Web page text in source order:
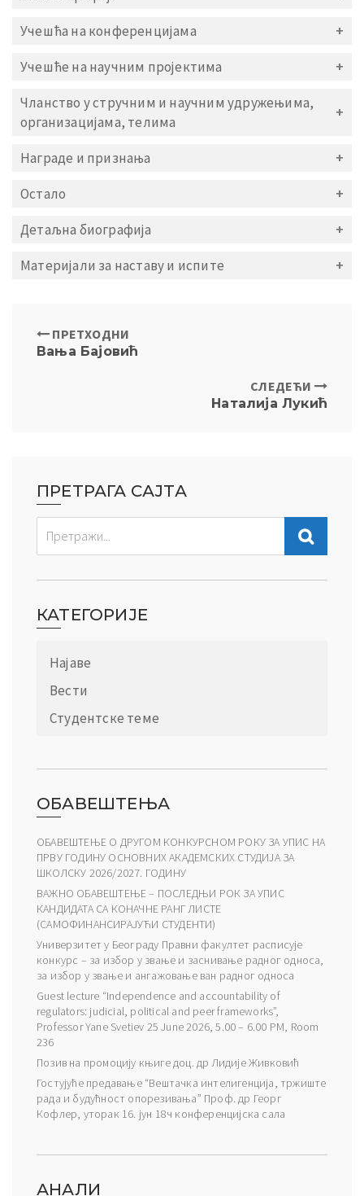
Учешћа на конференцијама
Учешће на научним пројектима
Чланство у стручним и научним удружењима,
организацијама, телима
Награде и признања
Остало
Детаљна биографија
Материјали за наставу и испите
ПРЕТХОДНИ
Вања Бaјовић
СЛЕДЕЋИ
Наталија Лукић
ПРЕТРАГА САЈТА
КАТЕГОРИЈЕ
Најаве
Вести
Студентске теме
ОБАВЕШТЕЊА
ОБАВЕШТЕЊЕ О ДРУГОМ КОНКУРСНОМ РОКУ ЗА УПИС НА
ПРВУ ГОДИНУ ОСНОВНИХ АКАДЕМСКИХ СТУДИЈА ЗА
ШКОЛСКУ 2026/2027. ГОДИНУ
ВАЖНО ОБАВЕШТЕЊЕ – ПОСЛЕДЊИ РОК ЗА УПИС
КАНДИДАТА СА КОНАЧНЕ РАНГ ЛИСТЕ
(САМОФИНАНСИРАЈУЋИ СТУДЕНТИ)
Универзитет у Београду Правни факултет расписује
конкурс – за избор у звање и заснивање радног односа,
за избор у звање и ангажовање ван радног односа
Guest lecture “Independence and accountability of
regulators: judicial, political and peer frameworks”,
Professor Yane Svetiev 25 June 2026, 5.00 – 6.00 PM, Room
236
Позив на промоцију књиге доц. др Лидије Живковић
Гостујуће предавање “Вештачка интелигенција, тржиште
рада и будућност опорезивања” Проф. др Георг
Кофлер, уторак 16. јун 18ч конференцијска сала
АНАЛИ